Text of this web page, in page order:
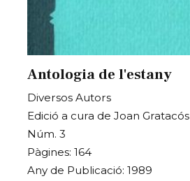
Antologia de l'estany
Diversos Autors
Edició a cura de Joan Gratacós
Núm. 3
Pàgines: 164
Any de Publicació: 1989